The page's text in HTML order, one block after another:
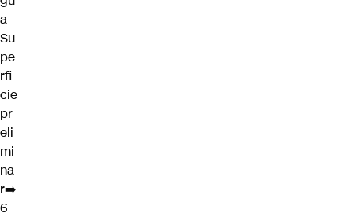
a
Su
pe
rfi
cie
pr
eli
mi
na
r➡️
6